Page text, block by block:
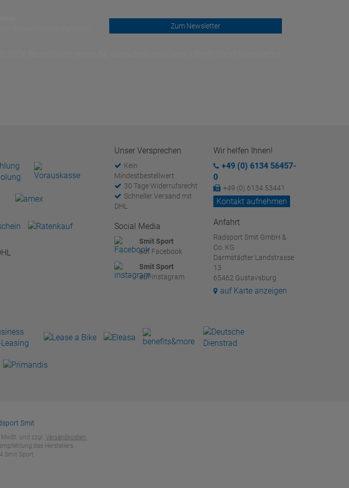
Zum Newsletter
Unser Versprechen
Kein
Mindestbestellwert
30 Tage Widerrufsrecht
Schneller Versand mit
DHL
Social Media
Smit Sport
auf Facebook
Smit Sport
auf Instagram
Wir helfen Ihnen!
+49 (0) 6134 56457-
0
+49 (0) 6134 53441
Kontakt aufnehmen
Anfahrt
Radsport Smit GmbH &
Co. KG
Darmstädter Landstrasse
13
65462 Gustavsburg
auf Karte anzeigen
und zzgl. Versandkosten
des Herstellers.
Smit Sport